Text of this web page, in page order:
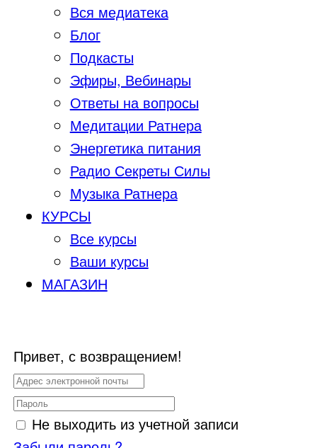
Вся медиатека
Блог
Подкасты
Эфиры, Вебинары
Ответы на вопросы
Медитации Ратнера
Энергетика питания
Радио Секреты Силы
Музыка Ратнера
КУРСЫ
Все курсы
Ваши курсы
МАГАЗИН
Привет, с возвращением!
Не выходить из учетной записи